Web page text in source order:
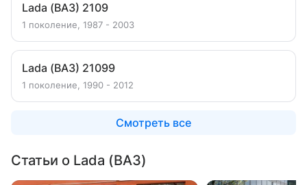
Lada (ВАЗ) 2109
1 поколение, 1987 - 2003
Lada (ВАЗ) 21099
1 поколение, 1990 - 2012
Смотреть все
Статьи о Lada (ВАЗ)